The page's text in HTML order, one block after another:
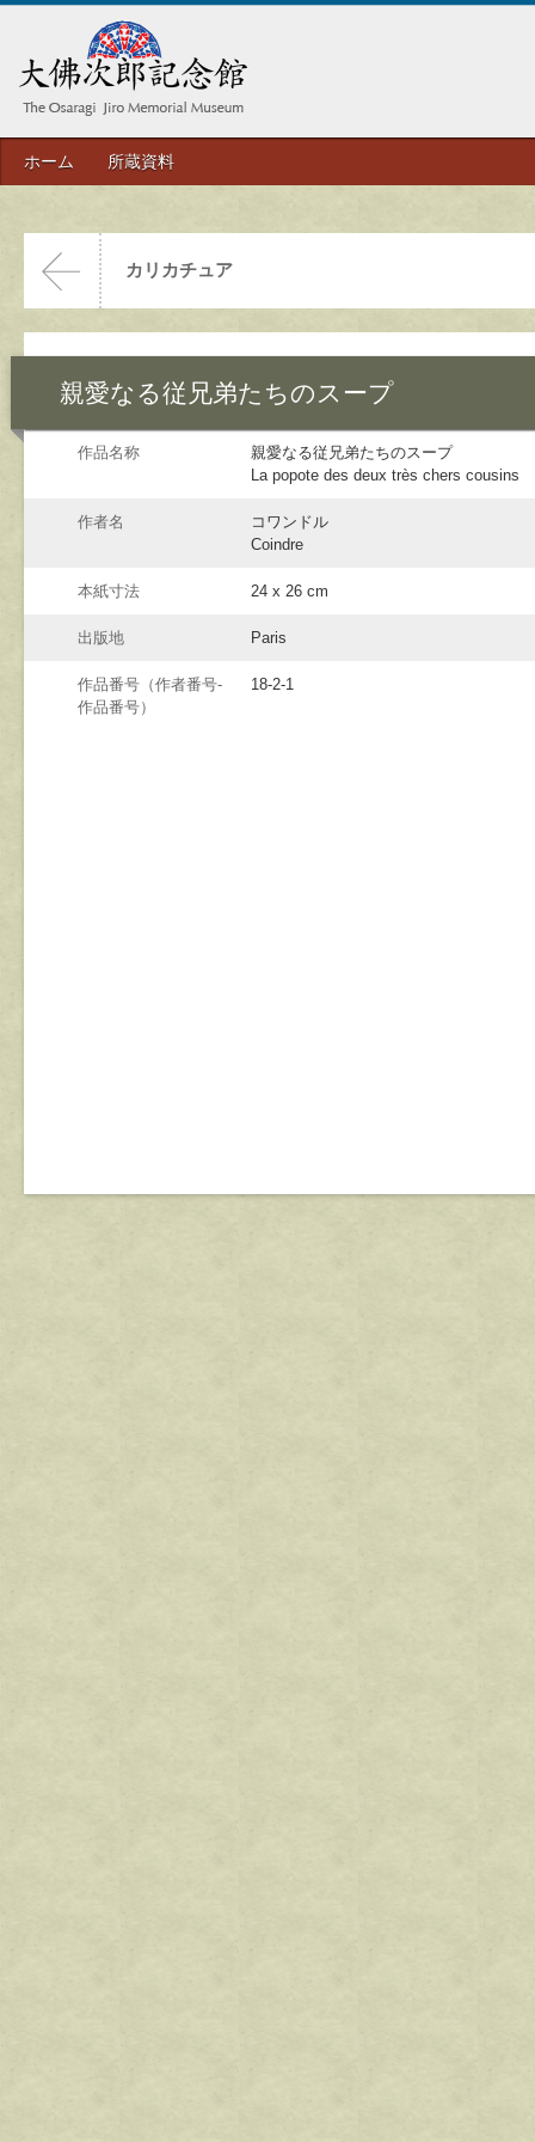
ホーム 所蔵資料
カリカチュア
親愛なる従兄弟たちのスープ
作品名称
親愛なる従兄弟たちのスープ
La popote des deux très chers cousins
作者名
コワンドル
Coindre
本紙寸法 24 x 26 cm
出版地 Paris
作品番号（作者番号-
作品番号）
18-2-1